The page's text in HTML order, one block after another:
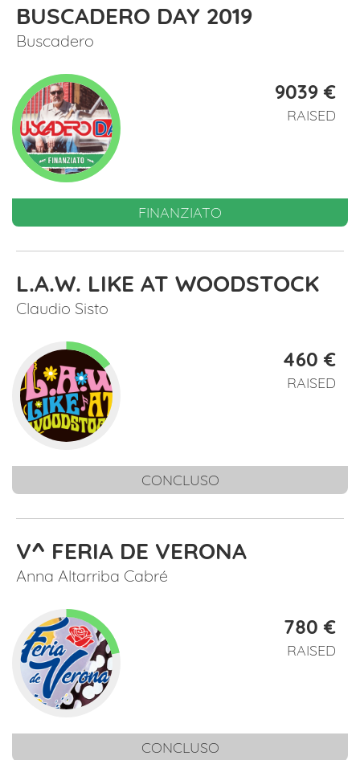
BUSCADERO DAY 2019
Buscadero
9039 €
RAISED
FINANZIATO
L.A.W. LIKE AT WOODSTOCK
Claudio Sisto
460 €
RAISED
CONCLUSO
V^ FERIA DE VERONA
Anna Altarriba Cabré
780 €
RAISED
CONCLUSO